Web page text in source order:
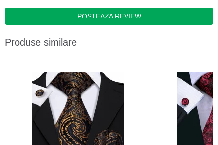
POSTEAZA REVIEW
Produse similare